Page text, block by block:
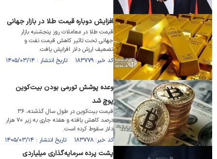
افزایش دوباره قیمت طلا در بازار جهانی
قیمت طلا در معاملات روز پنجشنبه بازار
جهانی تحت تاثیر کاهش قیمت نفت و
تضعیف ارزش دلار افزایش یافت.
کد خبر: ۱۸۳۷۷۹ تاریخ انتشار : ۱۴۰۵/۰۳/۱۴
وعده پوشش تورمی بودن بیت‌کوین
پوچ شد
قیمت بیت‌کوین در طول سال گذشته، ۳۶
درصد کاهش یافته و هفته جاری به زیر ۷۰ هزار
دلار سقوط کرده است.
کد خبر: ۱۸۳۷۷۸ تاریخ انتشار : ۱۴۰۵/۰۳/۱۴
پشت پرده سرمایه‌گذاری میلیاردی